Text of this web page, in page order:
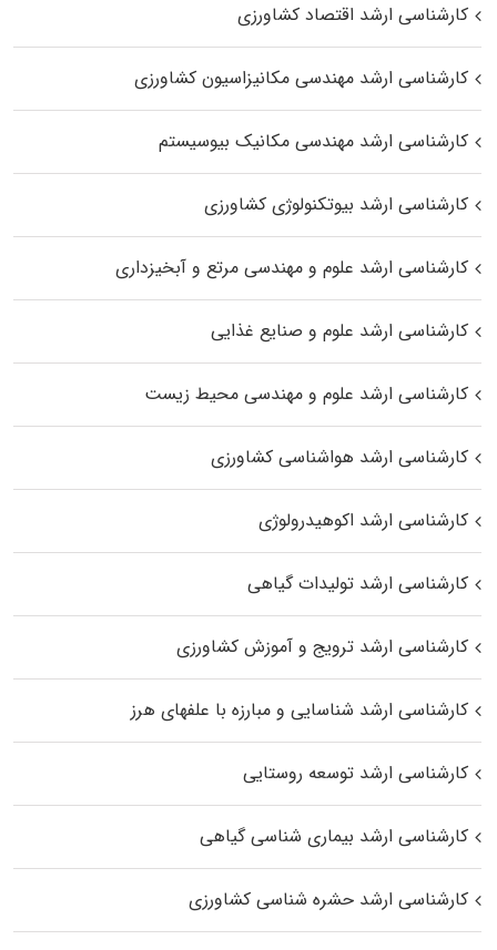
کارشناسی ارشد اقتصاد کشاورزی
کارشناسی ارشد مهندسی مکانیزاسیون کشاورزی
کارشناسی ارشد مهندسی مکانیک بیوسیستم
کارشناسی ارشد بیوتکنولوژی کشاورزی
کارشناسی ارشد علوم و مهندسی مرتع و آبخیزداری
کارشناسی ارشد علوم و صنایع غذایی
کارشناسی ارشد علوم و مهندسی محیط زیست
کارشناسی ارشد هواشناسی کشاورزی
کارشناسی ارشد اکوهیدرولوژی
کارشناسی ارشد تولیدات گیاهی
کارشناسی ارشد ترویج و آموزش کشاورزی
کارشناسی ارشد شناسایی و مبارزه با علفهای هرز
کارشناسی ارشد توسعه روستایی
کارشناسی ارشد بیماری‌ شناسی گیاهی
کارشناسی ارشد حشره‌ شناسی کشاورزی